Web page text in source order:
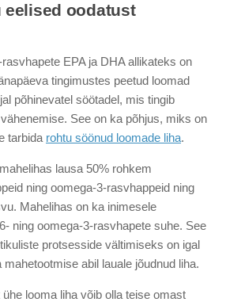
eelised oodatust
EPA ja DHA allikateks on
tingimustes peetud loomad
põhinevatel söötadel, mis tingib
See on ka põhjus, miks on
tarbida rohtu söönud loomade liha.
lausa 50% rohkem
ning oomega-3-rasvhappeid ning
Mahelihas on ka inimesele
ning oomega-3-rasvhapete suhe. See
protsesside vältimiseks on igal
abil lauale jõudnud liha.
looma liha võib olla teise omast